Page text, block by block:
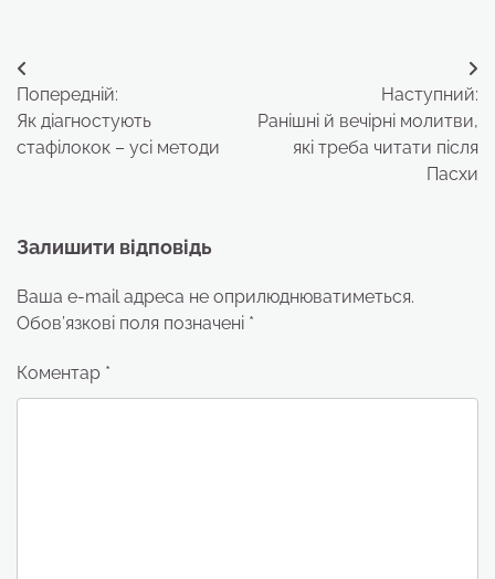
Навігація
записів
Попередній:
Як діагностують
стафілокок – усі методи
Наступний:
Ранішні й вечірні молитви,
які треба читати після
Пасхи
Залишити відповідь
Ваша e-mail адреса не оприлюднюватиметься.
Обов’язкові поля позначені *
Коментар *